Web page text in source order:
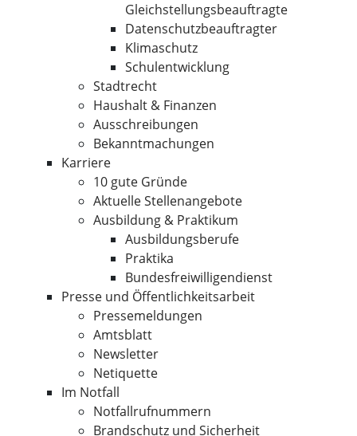
Gleichstellungsbeauftragte
Datenschutzbeauftragter
Klimaschutz
Schulentwicklung
Stadtrecht
Haushalt & Finanzen
Ausschreibungen
Bekanntmachungen
Karriere
10 gute Gründe
Aktuelle Stellenangebote
Ausbildung & Praktikum
Ausbildungsberufe
Praktika
Bundesfreiwilligendienst
Presse und Öffentlichkeitsarbeit
Pressemeldungen
Amtsblatt
Newsletter
Netiquette
Im Notfall
Notfallrufnummern
Brandschutz und Sicherheit